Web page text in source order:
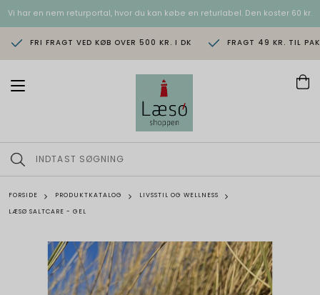
Vi har en nem returportal, hvor du kan købe en returlabel. Den koster 60 kr.
FRI FRAGT VED KØB OVER 500 KR. I DK FRAGT 49 KR. TIL
T
n
a
i
g
FORSIDE PRODUKTKATALOG
LIVSSTIL OG WELLNESS
LÆSØ SALTCARE - GEL